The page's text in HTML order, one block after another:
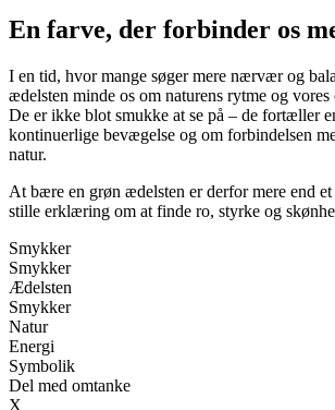
En farve, der forbinder os
I en tid, hvor mange søger mere nærvær og
ædelsten minde os om naturens rytme og
De er ikke blot smukke at se på – de fortæller
kontinuerlige bevægelse og om forbindelsen
natur.
At bære en grøn ædelsten er derfor mere end
stille erklæring om at finde ro, styrke og
Smykker
Smykker
Ædelsten
Smykker
Natur
Energi
Symbolik
Del med omtanke
X